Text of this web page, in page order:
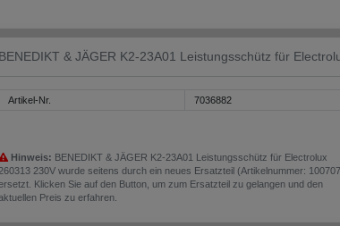
BENEDIKT & JÄGER K2-23A01 Leistungsschütz für
Artikel-Nr. 7036882
Hinweis: BENEDIKT & JÄGER K2-23A01 Leistungsschütz für Electrolux
230V wurde seitens durch ein neues Ersatzteil (Artikelnummer:
Klicken Sie auf den Button, um zum Ersatzteil zu gelangen und den
Preis zu erfahren.